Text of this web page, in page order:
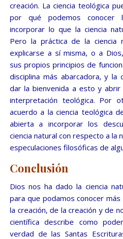
creación. La ciencia teológica
por qué podemos conocer
incorporar lo que la ciencia
Pero la práctica de la ciencia
explicarse a sí misma, o a
sus propios principios de
disciplina más abarcadora, y la
dar la bienvenida a esto y
interpretación teológica. Por
acuerdo a la ciencia teológica
abierta a incorporar los
ciencia natural con respecto a la
especulaciones filosóficas de
Conclusión
Dios nos ha dado la ciencia
para que podamos conocer
la creación, de la creación y de
científica describe como
verdad de las Santas